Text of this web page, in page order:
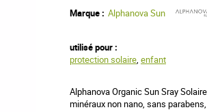
Marque : Alphanova Sun
utilisé pour :
protection solaire, enfant
Alphanova Organic Sun Sray
minéraux non nano, sans